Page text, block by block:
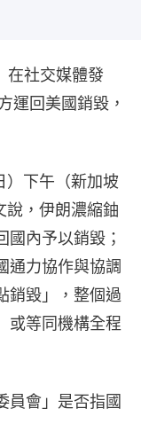
在社交媒體發
運回美國銷毀，
）下午（新加坡
，伊朗濃縮鈾
國內予以銷毀；
通力協作與協調
銷毀」，整個過
或等同機構全程
員會」是否指國